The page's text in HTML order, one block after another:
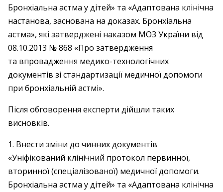
Бронхіальна астма у дітей» та «Адаптована клінічна
настанова, заснована на доказах. Бронхіальна
астма», які затверджені наказом МОЗ України від
08.10.2013 № 868 «Про затвердження
та впровадження медико-технологічних
документів зі стандартизації медичної допомоги
при бронхіальній астмі».
Після обговорення експерти дійшли таких
висновків.
1. Внести зміни до чинних документів
«Уніфікований клінічний протокол первинної,
вторинної (спеціалізованої) медичної допомоги.
Бронхіальна астма у дітей» та «Адаптована клінічна